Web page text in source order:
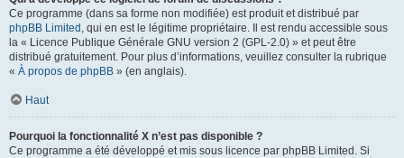
Ce programme (dans sa forme non modifiée) est produit et distribué par
phpBB Limited , qui en est le légitime propriétaire. Il est rendu accessible sous
la « Licence Publique Générale GNU version 2 (GPL-2.0) » et peut être
distribué gratuitement. Pour plus d’informations, veuillez consulter la rubrique
« À propos de phpBB » (en anglais).
Haut
Pourquoi la fonctionnalité X n’est pas disponible ?
Ce programme a été développé et mis sous licence par phpBB Limited. Si